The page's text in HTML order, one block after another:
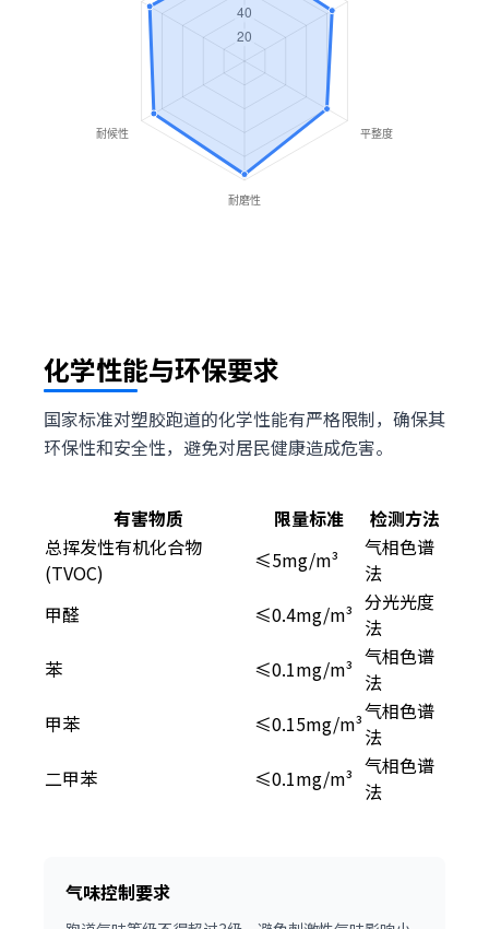
化学性能与环保要求
国家标准对塑胶跑道的化学性能有严格限制，确保其
环保性和安全性，避免对居民健康造成危害。
有害物质 限量标准
检测方法
总挥发性有机化合物
(TVOC)
≤5mg/m³
气相色谱
法
甲醛
≤0.4mg/m³ 分光光度
法
苯
≤0.1mg/m³ 气相色谱
法
甲苯
≤0.15mg/m³气相色谱
法
二甲苯
≤0.1mg/m³ 气相色谱
法
气味控制要求